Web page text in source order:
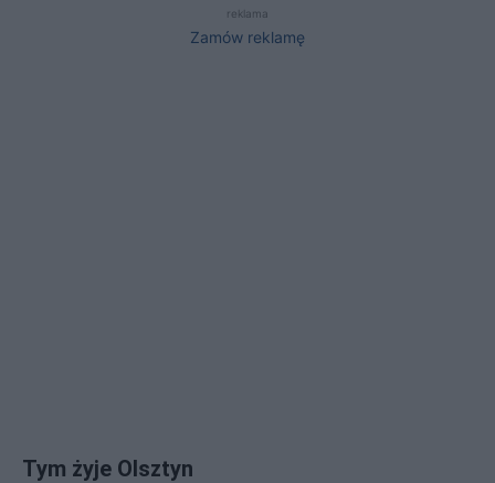
reklama
Zamów reklamę
Tym żyje Olsztyn